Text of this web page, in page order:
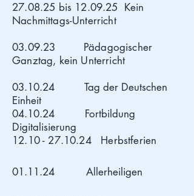
27.08.25 bis 12.09.25 Kein
Nachmittags-Unterricht
03.09.23 Pädagogischer
Ganztag, kein Unterricht
03.10.24 Tag der Deutschen
Einheit
04.10.24 Fortbildung
Digitalisierung
12.10 - 27.10.24Herbstferien
01.11.24 Allerheiligen